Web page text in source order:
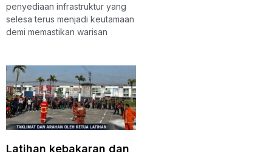
penyediaan infrastruktur yang
selesa terus menjadi keutamaan
demi memastikan warisan
Latihan kebakaran dan